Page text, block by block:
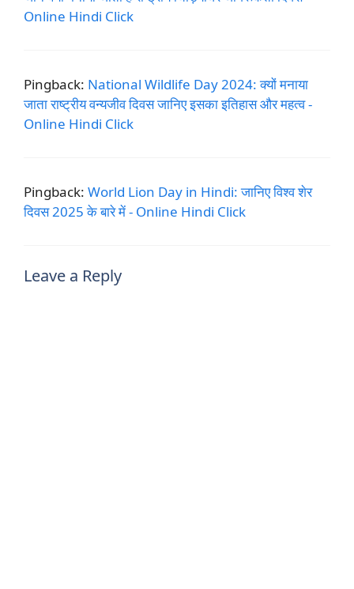
Online Hindi Click
Pingback: National Wildlife Day 2024: क्यों मनाया
जाता राष्ट्रीय वन्यजीव दिवस जानिए इसका इतिहास और महत्व -
Online Hindi Click
Pingback: World Lion Day in Hindi: जानिए विश्व शेर
दिवस 2025 के बारे में - Online Hindi Click
Leave a Reply